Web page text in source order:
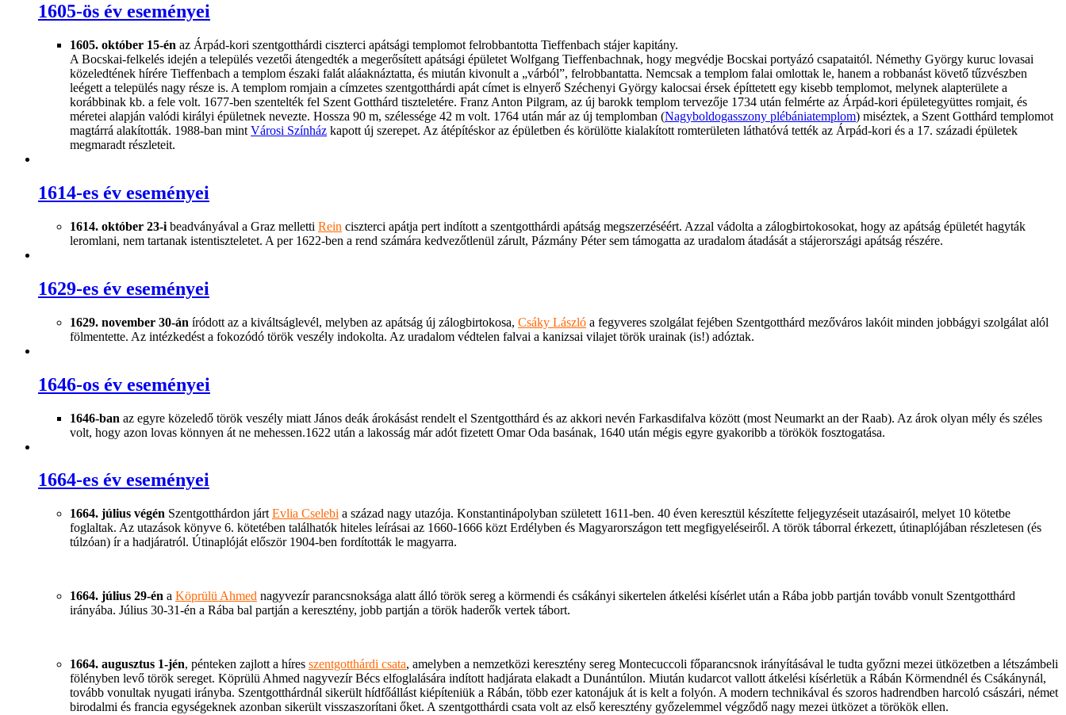
1605-ös év eseményei
1605. október 15-én az Árpád-kori szentgotthárdi ciszterci apátsági templomot felrobbantotta Tieffenbach stájer kapitány.
A Bocskai-felkelés idején a település vezetői átengedték a megerősített apátsági épületet Wolfgang Tieffenbachnak, hogy megvédje Bocskai portyázó csapataitól. Némethy György kuruc lovasai
közeledtének hírére Tieffenbach a templom északi falát aláaknáztatta, és miután kivonult a „várból”, felrobbantatta. Nemcsak a templom falai omlottak le, hanem a robbanást követő tűzvészben
leégett a település nagy része is. A templom romjain a címzetes szentgotthárdi apát címet is elnyerő Széchenyi György kalocsai érsek építtetett egy kisebb templomot, melynek alapterülete a
korábbinak kb. a fele volt. 1677-ben szentelték fel Szent Gotthárd tiszteletére. Franz Anton Pilgram, az új barokk templom tervezője 1734 után felmérte az Árpád-kori épületegyüttes romjait, és
méretei alapján valódi királyi épületnek nevezte. Hossza 90 m, szélessége 42 m volt. 1764 után már az új templomban (Nagyboldogasszony plébániatemplom) miséztek, a Szent Gotthárd templomot
magtárrá alakították. 1988-ban mint Városi Színház kapott új szerepet. Az átépítéskor az épületben és körülötte kialakított romterületen láthatóvá tették az Árpád-kori és a 17. századi épületek
megmaradt részleteit.
1614-es év eseményei
1614. október 23-i beadványával a Graz melletti Rein ciszterci apátja pert indított a szentgotthárdi apátság megszerzéséért. Azzal vádolta a zálogbirtokosokat, hogy az apátság épületét hagyták
leromlani, nem tartanak istentiszteletet. A per 1622-ben a rend számára kedvezőtlenül zárult, Pázmány Péter sem támogatta az uradalom átadását a stájerországi apátság részére.
1629-es év eseményei
1629. november 30-án íródott az a kiváltságlevél, melyben az apátság új zálogbirtokosa, Csáky László a fegyveres szolgálat fejében Szentgotthárd mezőváros lakóit minden jobbágyi szolgálat alól
fölmentette. Az intézkedést a fokozódó török veszély indokolta. Az uradalom védtelen falvai a kanizsai vilajet török urainak (is!) adóztak.
1646-os év eseményei
1646-ban az egyre közeledő török veszély miatt János deák árokásást rendelt el Szentgotthárd és az akkori nevén Farkasdifalva között (most Neumarkt an der Raab). Az árok olyan mély és széles
volt, hogy azon lovas könnyen át ne mehessen.1622 után a lakosság már adót fizetett Omar Oda basának, 1640 után mégis egyre gyakoribb a törökök fosztogatása.
1664-es év eseményei
1664. július végén Szentgotthárdon járt Evlia Cselebi a század nagy utazója. Konstantinápolyban született 1611-ben. 40 éven keresztül készítette feljegyzéseit utazásairól, melyet 10 kötetbe
foglaltak. Az utazások könyve 6. kötetében találhatók hiteles leírásai az 1660-1666 közt Erdélyben és Magyarországon tett megfigyeléseiről. A török táborral érkezett, útinaplójában részletesen (és
túlzóan) ír a hadjáratról. Útinaplóját először 1904-ben fordították le magyarra.
1664. július 29-én a Köprülü Ahmed nagyvezír parancsnoksága alatt álló török sereg a körmendi és csákányi sikertelen átkelési kísérlet után a Rába jobb partján tovább vonult Szentgotthárd
irányába. Július 30-31-én a Rába bal partján a keresztény, jobb partján a török haderők vertek tábort.
1664. augusztus 1-jén, pénteken zajlott a híres szentgotthárdi csata, amelyben a nemzetközi keresztény sereg Montecuccoli főparancsnok irányításával le tudta győzni mezei ütközetben a létszámbeli
fölényben levő török sereget. Köprülü Ahmed nagyvezír Bécs elfoglalására indított hadjárata elakadt a Dunántúlon. Miután kudarcot vallott átkelési kísérletük a Rábán Körmendnél és Csákánynál,
tovább vonultak nyugati irányba. Szentgotthárdnál sikerült hídfőállást kiépíteniük a Rábán, több ezer katonájuk át is kelt a folyón. A modern technikával és szoros hadrendben harcoló császári, német
birodalmi és francia egységeknek azonban sikerült visszaszorítani őket. A szentgotthárdi csata volt az első keresztény győzelemmel végződő nagy mezei ütközet a törökök ellen.